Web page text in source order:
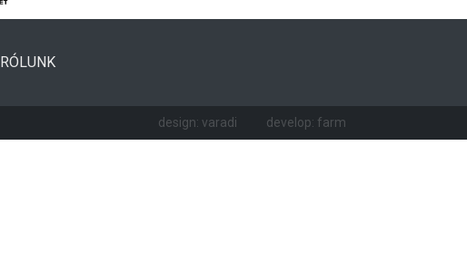
RÓLUNK
design: varadi develop: farm